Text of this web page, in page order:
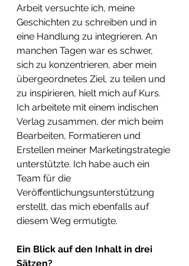
Arbeit versuchte ich, meine
Geschichten zu schreiben und in
eine Handlung zu integrieren. An
manchen Tagen war es schwer,
sich zu konzentrieren, aber mein
übergeordnetes Ziel, zu teilen und
zu inspirieren, hielt mich auf Kurs.
Ich arbeitete mit einem indischen
Verlag zusammen, der mich beim
Bearbeiten, Formatieren und
Erstellen meiner Marketingstrategie
unterstützte. Ich habe auch ein
Team für die
Veröffentlichungsunterstützung
erstellt, das mich ebenfalls auf
diesem Weg ermutigte.
Ein Blick auf den Inhalt in drei
Sätzen?